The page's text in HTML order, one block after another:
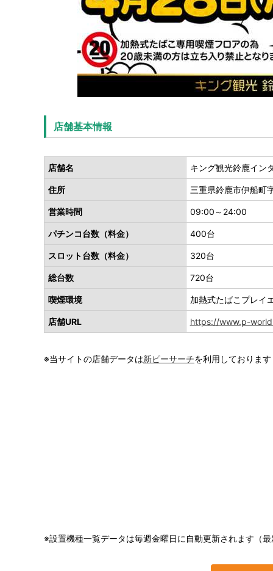
店舗基本情報
店舗名 キング観光鈴鹿イン
住所 三重県鈴鹿市伊船町
営業時間 09:00～24:00
パチンコ台数（料金） 400台
スロット台数（料金） 320台
総台数 720台
喫煙環境 加熱式たばこプレ
店舗URL https://www.p-
※当サイトの店舗データは新ピーサーチを利用しております
※設置機種一覧データは毎週金曜日に自動更新されます（